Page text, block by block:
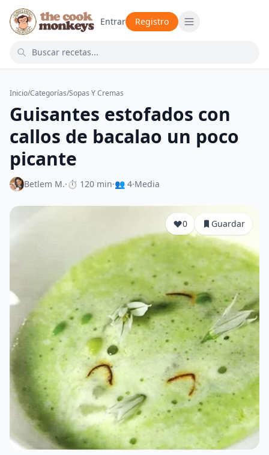
Entrar Registro
Inicio/Categorías/Sopas Y Cremas
Guisantes estofados con
callos de bacalao un poco
picante
Betlem M.·⏱ 120 min·👥 4·Media
0 Guardar